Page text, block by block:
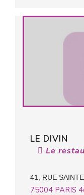
LE DIVIN
Le
41, RUE
75004 PARIS